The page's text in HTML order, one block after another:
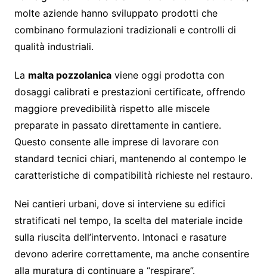
molte aziende hanno sviluppato prodotti che
combinano formulazioni tradizionali e controlli di
qualità industriali.
La malta pozzolanicaviene oggi prodotta con
dosaggi calibrati e prestazioni certificate, offrendo
maggiore prevedibilità rispetto alle miscele
preparate in passato direttamente in cantiere.
Questo consente alle imprese di lavorare con
standard tecnici chiari, mantenendo al contempo le
caratteristiche di compatibilità richieste nel restauro.
Nei cantieri urbani, dove si interviene su edifici
stratificati nel tempo, la scelta del materiale incide
sulla riuscita dell’intervento. Intonaci e rasature
devono aderire correttamente, ma anche consentire
alla muratura di continuare a “respirare”.